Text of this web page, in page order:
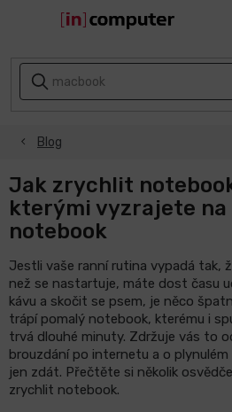
AKCE
SLEVY
ZPÁTKY
Notebooky
Počítače
Telefony
a
tablety
Apple
Blog
Jak zrychlit
kterými vyzrajete na
notebook
Jestli vaše ranní rutina vypadá tak,
než se nastartuje, máte dost času
kávu a skočit se psem, je něco
trápí pomalý notebook, kterému i
trvá dlouhé minuty. Zdržuje vás to
brouzdání po internetu a o
jen zdát. Přečtěte si několik
zrychlit notebook.